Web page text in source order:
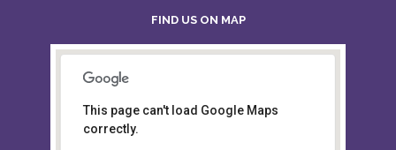
Board of Intermediate &
This page can't load Google Maps